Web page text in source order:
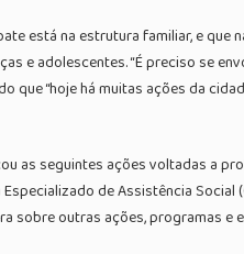
está na estrutura familiar, e
e adolescentes. “É preciso se
que “hoje há muitas ações da
as seguintes ações voltadas a
de Assistência
sobre outras ações, programas